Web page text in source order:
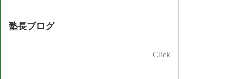
塾長ブログ
Click